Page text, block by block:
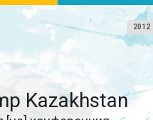
2012
Kazakhstan